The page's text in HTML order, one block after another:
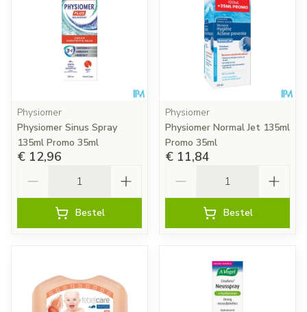
Physiomer
Physiomer Sinus Spray
135ml Promo 35ml
€ 12,96
Bestel
Physiomer
Physiomer Normal Jet 135ml
Promo 35ml
€ 11,84
Bestel